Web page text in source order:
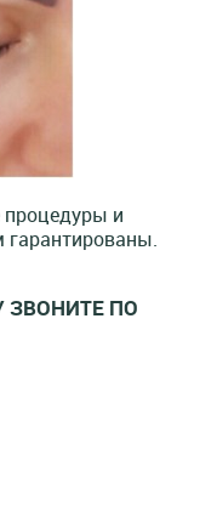
процедуры и
ЗВОНИТЕ ПО